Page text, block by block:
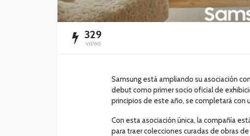
329
VIEWS
Samsung está ampliando su asociación
debut como primer socio oficial de
principios de este año, se completará con
Con esta asociación única, la compañía
para traer colecciones curadas de obras